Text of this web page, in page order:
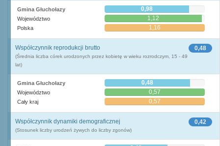
Gmina Głuchołazy 0,98
Województwo 1,12
Polska 1,16
0,48
Współczynnik reprodukcji brutto
(Średnia liczba córek urodzonych przez kobietę w wieku rozrodczym, 15 - 49
lat)
Gmina Głuchołazy 0,48
Województwo 0,57
Cały kraj 0,57
0,42
Współczynnik dynamiki demograficznej
(Stosunek liczby urodzeń żywych do liczby zgonów)